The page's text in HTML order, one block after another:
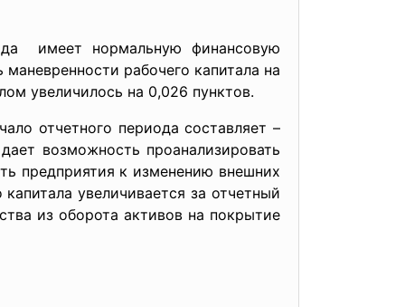
имеет нормальную финансовую
рабочего капитала на
увеличилось на 0,026 пунктов.
отчетного периода составляет –
возможность проанализировать
предприятия к изменению внешних
увеличивается за отчетный
из оборота активов на покрытие